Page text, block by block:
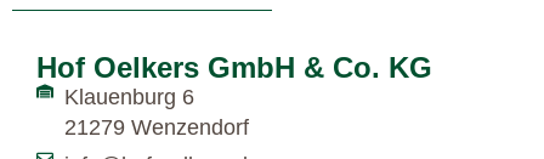
Hof Oelkers GmbH & Co. KG
Klauenburg 6
21279 Wenzendorf